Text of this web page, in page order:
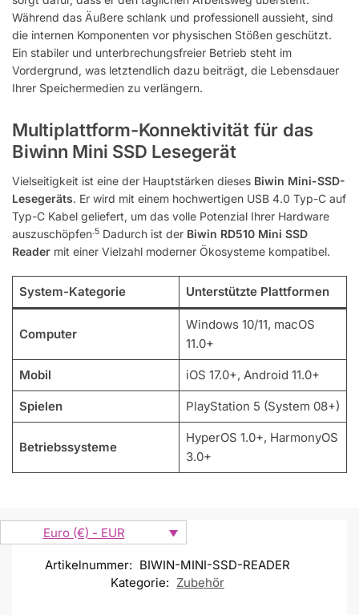
Während das Äußere schlank und professionell aussieht, sind
die internen Komponenten vor physischen Stößen geschützt.
Ein stabiler und unterbrechungsfreier Betrieb steht im
Vordergrund, was letztendlich dazu beiträgt, die Lebensdauer
Ihrer Speichermedien zu verlängern.
Multiplattform-Konnektivität für das
Biwinn Mini SSD Lesegerät
Vielseitigkeit ist eine der Hauptstärken dieses Biwin Mini-SSD-
Lesegeräts. Er wird mit einem hochwertigen USB 4.0 Typ-C auf
Typ-C Kabel geliefert, um das volle Potenzial Ihrer Hardware
auszuschöpfen.5 Dadurch ist der Biwin RD510 Mini SSD
Reader mit einer Vielzahl moderner Ökosysteme kompatibel.
System-Kategorie Unterstützte Plattformen
Computer
Windows 10/11, macOS
11.0+
Mobil iOS 17.0+, Android 11.0+
Spielen PlayStation 5 (System 08+)
Betriebssysteme
HyperOS 1.0+, HarmonyOS
3.0+
Euro (€) - EUR
Artikelnummer: BIWIN-MINI-SSD-READER
Kategorie: Zubehör